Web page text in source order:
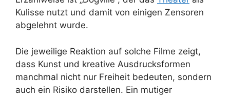
Kulisse nutzt und damit von einigen Zensoren
abgelehnt wurde.
Die jeweilige Reaktion auf solche Filme zeigt,
dass Kunst und kreative Ausdrucksformen
manchmal nicht nur Freiheit bedeuten, sondern
auch ein Risiko darstellen. Ein mutiger